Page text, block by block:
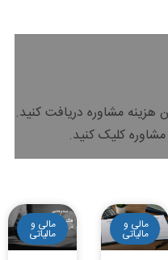
هزینه مشاوره دریافت کنید.
کلیک کنید.
مالی و
مالیاتی
مالی و
مالیاتی